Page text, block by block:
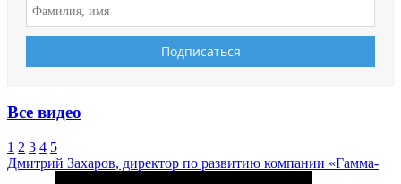
Все видео
1 2 3 4 5
Дмитрий Захаров, директор по развитию компании «Гамма-